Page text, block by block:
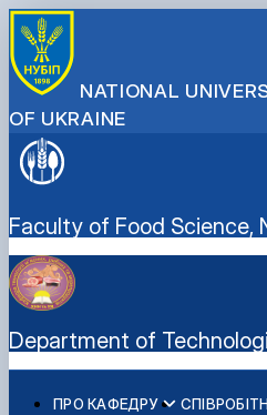
NATIONAL
OF UKRAINE
Faculty of Food Science,
Department of
ПРО КАФЕДРУ